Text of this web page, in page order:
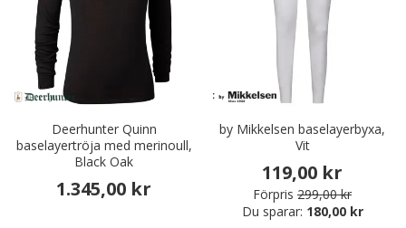
Deerhunter Quinn
baselayertröja med merinoull,
Black Oak
1.345,00 kr
by Mikkelsen baselayerbyxa,
Vit
119,00 kr
Förpris 299,00 kr
Du sparar: 180,00 kr